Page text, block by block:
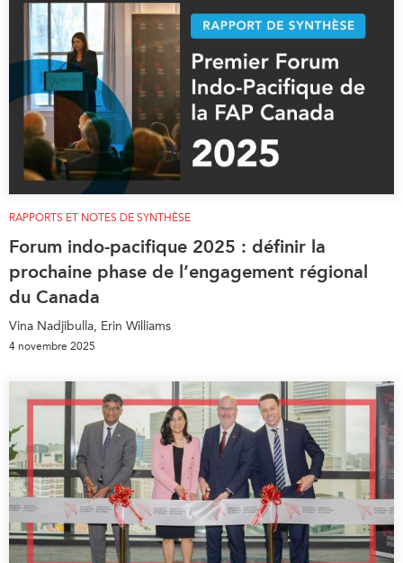
RAPPORTS ET NOTES DE SYNTHÈSE
Forum indo-pacifique 2025 : définir la
prochaine phase de l’engagement régional
du Canada
Vina Nadjibulla, Erin Williams
4 novembre 2025